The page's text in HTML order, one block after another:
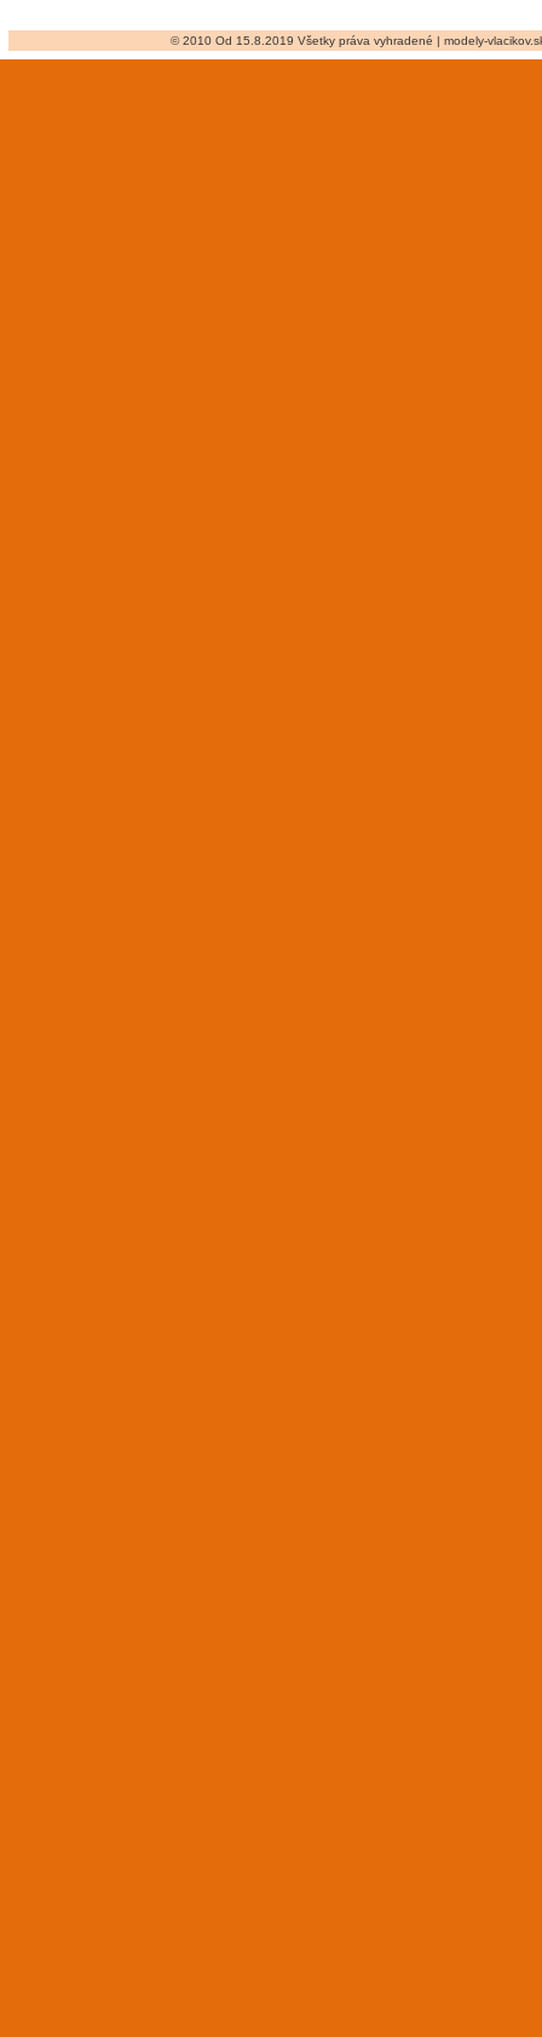
© 2010 Od 15.8.2019 Všetky práva vyhradené | modely-